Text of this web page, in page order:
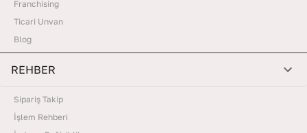
Franchising
Ticari Unvan
Blog
REHBER
Sipariş Takip
İşlem Rehberi